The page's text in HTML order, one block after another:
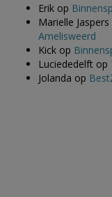
Erik op
Marielle Jaspers
Amelisweerd
Kick op
Luciededelft op
Jolanda op